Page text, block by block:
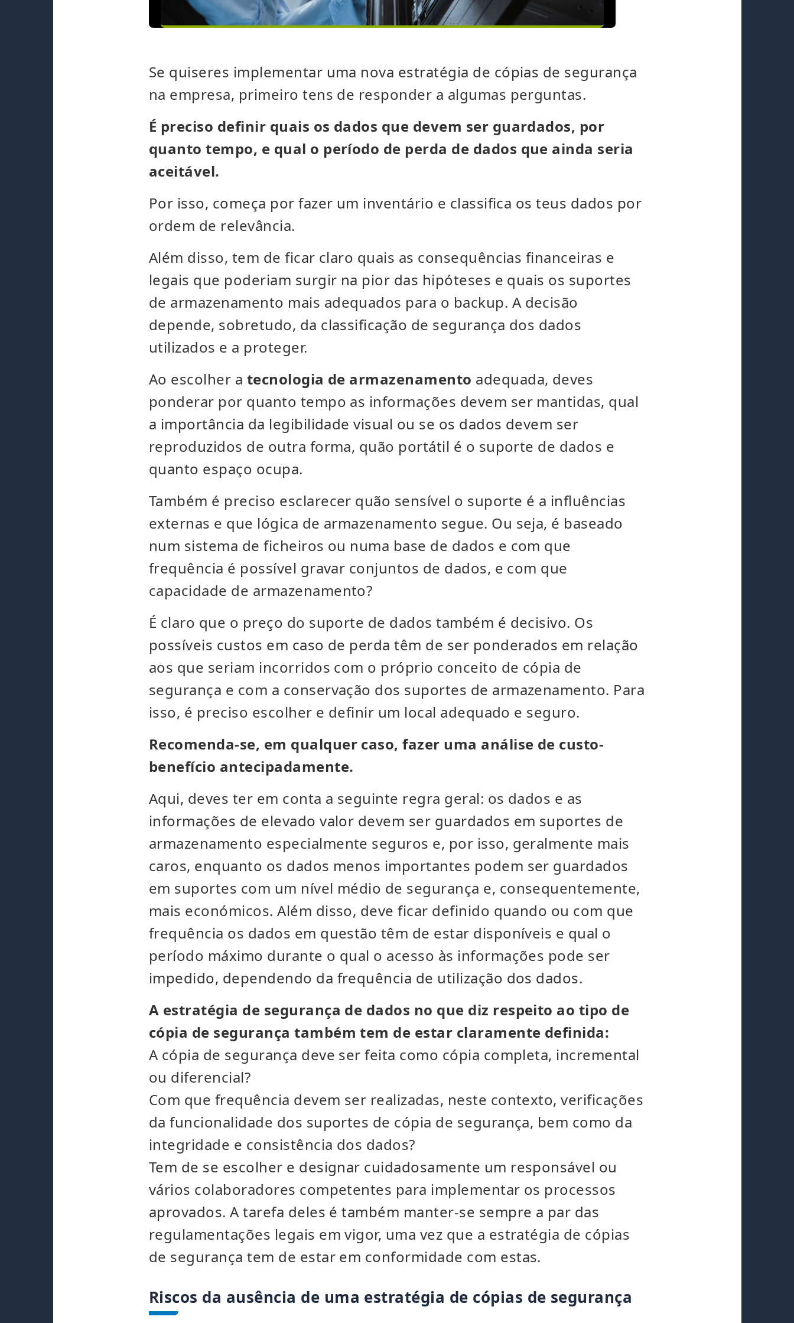
Se quiseres implementar uma nova estratégia de cópias de segurança
na empresa, primeiro tens de responder a algumas perguntas.
É preciso definir quais os dados que devem ser guardados, por
quanto tempo, e qual o período de perda de dados que ainda seria
aceitável.
Por isso, começa por fazer um inventário e classifica os teus dados por
ordem de relevância.
Além disso, tem de ficar claro quais as consequências financeiras e
legais que poderiam surgir na pior das hipóteses e quais os suportes
de armazenamento mais adequados para o backup. A decisão
depende, sobretudo, da classificação de segurança dos dados
utilizados e a proteger.
Ao escolher a tecnologia de armazenamento adequada, deves
ponderar por quanto tempo as informações devem ser mantidas, qual
a importância da legibilidade visual ou se os dados devem ser
reproduzidos de outra forma, quão portátil é o suporte de dados e
quanto espaço ocupa.
Também é preciso esclarecer quão sensível o suporte é a influências
externas e que lógica de armazenamento segue. Ou seja, é baseado
num sistema de ficheiros ou numa base de dados e com que
frequência é possível gravar conjuntos de dados, e com que
capacidade de armazenamento?
É claro que o preço do suporte de dados também é decisivo. Os
possíveis custos em caso de perda têm de ser ponderados em relação
aos que seriam incorridos com o próprio conceito de cópia de
segurança e com a conservação dos suportes de armazenamento. Para
isso, é preciso escolher e definir um local adequado e seguro.
Recomenda-se, em qualquer caso, fazer uma análise de custo-
benefício antecipadamente.
Aqui, deves ter em conta a seguinte regra geral: os dados e as
informações de elevado valor devem ser guardados em suportes de
armazenamento especialmente seguros e, por isso, geralmente mais
caros, enquanto os dados menos importantes podem ser guardados
em suportes com um nível médio de segurança e, consequentemente,
mais económicos. Além disso, deve ficar definido quando ou com que
frequência os dados em questão têm de estar disponíveis e qual o
período máximo durante o qual o acesso às informações pode ser
impedido, dependendo da frequência de utilização dos dados.
A estratégia de segurança de dados no que diz respeito ao tipo de
cópia de segurança também tem de estar claramente definida:
A cópia de segurança deve ser feita como cópia completa, incremental
ou diferencial?
Com que frequência devem ser realizadas, neste contexto, verificações
da funcionalidade dos suportes de cópia de segurança, bem como da
integridade e consistência dos dados?
Tem de se escolher e designar cuidadosamente um responsável ou
vários colaboradores competentes para implementar os processos
aprovados. A tarefa deles é também manter-se sempre a par das
regulamentações legais em vigor, uma vez que a estratégia de cópias
de segurança tem de estar em conformidade com estas.
Riscos da ausência de uma estratégia de cópias de segurança